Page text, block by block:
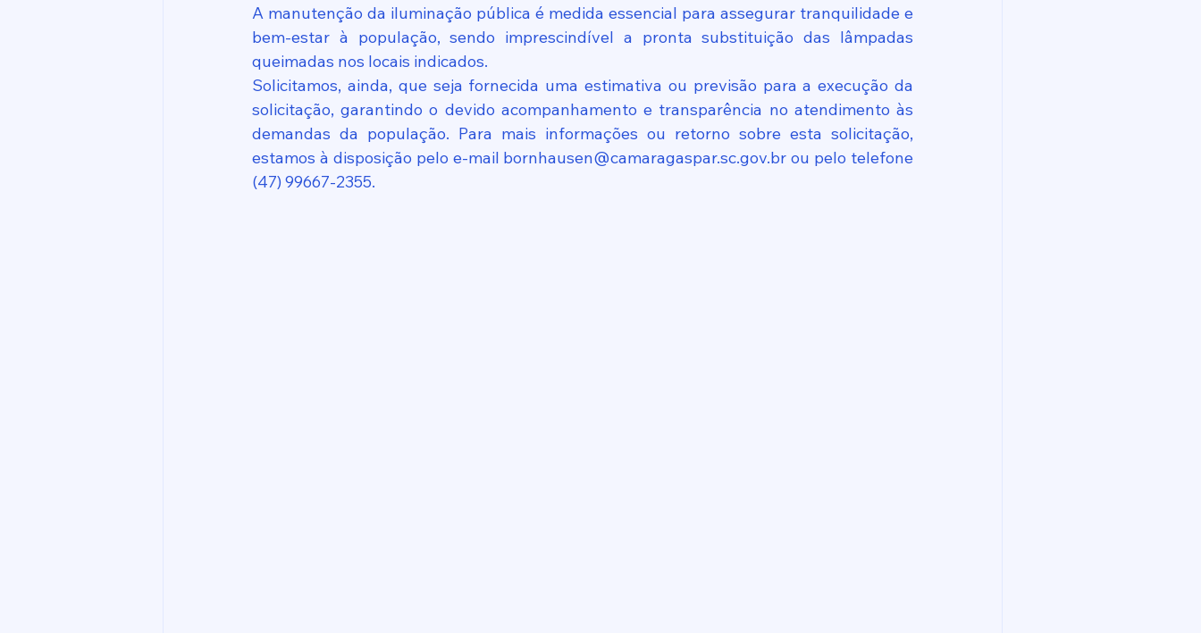
A manutenção da iluminação pública é medida essencial para assegurar tranquilidade e
bem-estar à população, sendo imprescindível a pronta substituição das lâmpadas
queimadas nos locais indicados.
Solicitamos, ainda, que seja fornecida uma estimativa ou previsão para a execução da
solicitação, garantindo o devido acompanhamento e transparência no atendimento às
demandas da população. Para mais informações ou retorno sobre esta solicitação,
estamos à disposição pelo e-mail bornhausen@camaragaspar.sc.gov.br ou pelo telefone
(47) 99667-2355.